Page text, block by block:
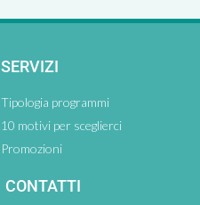
SERVIZI
Tipologia programmi
10 motivi per sceglierci
Promozioni
CONTATTI